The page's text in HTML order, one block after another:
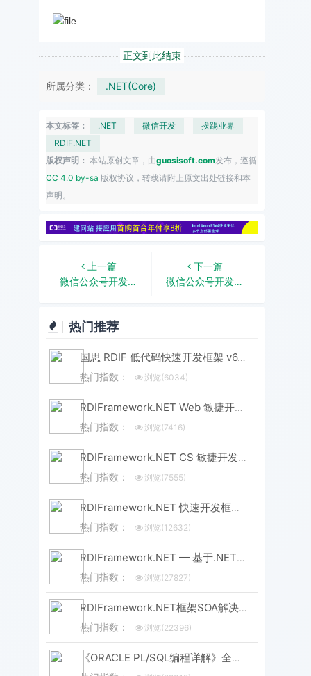
正文到此结束
所属分类： .NET(Core)
本文标签： .NET 微信开发
挨踢业界
RDIF.NET
版权声明： 本站原创文章，由guosisoft.com发布，遵循
CC 4.0 by-sa 版权协议，转载请附上原文出处链接和本
声明。
上一篇
微信公众号开发C#系列-2、微信公众平台接入指南
下一篇
微信公众号开发C#系列-8、自定义菜单及菜单响应事件的处理
热门推荐
国思 RDIF 低代码快速开发框架 v6.3 版本重磅发布！性能与体验双飞跃
热门指数：
浏览(6034)
RDIFramework.NET Web 敏捷开发框架 V6.3 发布 (.NET8+、Framework 双引擎)
热门指数：
浏览(7416)
RDIFramework.NET CS 敏捷开发框架 V6.3 版本重磅发布！.NET8+Framework双引擎，性能升级全维度进化
热门指数：
浏览(7555)
RDIFramework.NET 快速开发框架 WebEasyUI版本 V6.0发布
热门指数：
浏览(12632)
RDIFramework.NET — 基于.NET的快速信息化系统开发框架 — 系列目录
热门指数：
浏览(27827)
RDIFramework.NET框架SOA解决方案（集Windows服务、WinForm形式与IIS形式发布）-分布式应用
热门指数：
浏览(22396)
《ORACLE PL/SQL编程详解》全原创（共八篇）--系列文章导航